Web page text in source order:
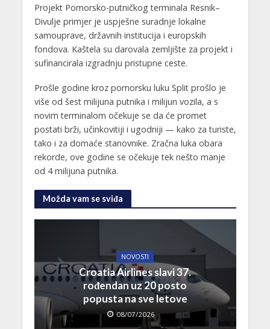
Projekt Pomorsko-putničkog terminala Resnik–
Divulje primjer je uspješne suradnje lokalne
samouprave, državnih institucija i europskih
fondova. Kaštela su darovala zemljište za projekt i
sufinancirala izgradnju pristupne ceste.
Prošle godine kroz pomorsku luku Split prošlo je
više od šest milijuna putnika i milijun vozila, a s
novim terminalom očekuje se da će promet
postati brži, učinkovitiji i ugodniji — kako za turiste,
tako i za domaće stanovnike. Zračna luka obara
rekorde, ove godine se očekuje tek nešto manje
od 4 milijuna putnika.
Možda vam se sviđa
NOVOSTI
Croatia Airlines slavi 37.
rođendan uz 20 posto
popusta na sve letove
08/07/2026